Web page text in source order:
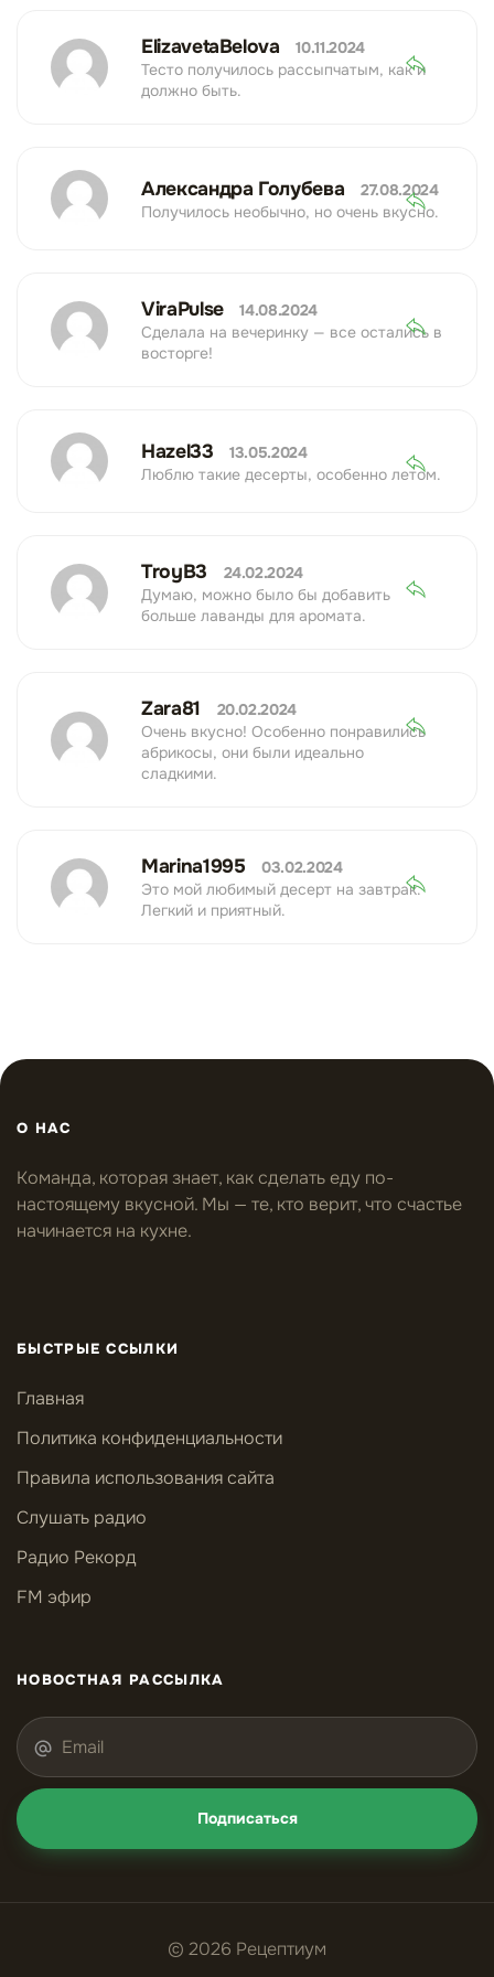
ElizavetaBelova
10.11.2024
Тесто получилось рассыпчатым, как и
должно быть.
Александра Голубева
27.08.2024
Получилось необычно, но очень вкусно.
ViraPulse
14.08.2024
Сделала на вечеринку — все остались в
восторге!
Hazel33
13.05.2024
Люблю такие десерты, особенно летом.
TroyB3
24.02.2024
Думаю, можно было бы добавить
больше лаванды для аромата.
Zara81
20.02.2024
Очень вкусно! Особенно понравились
абрикосы, они были идеально
сладкими.
Marina1995
03.02.2024
Это мой любимый десерт на завтрак.
Легкий и приятный.
О НАС
Команда, которая знает, как сделать еду по-
настоящему вкусной. Мы — те, кто верит, что счастье
начинается на кухне.
БЫСТРЫЕ ССЫЛКИ
Главная
Политика конфиденциальности
Правила использования сайта
Слушать радио
Радио Рекорд
FM эфир
НОВОСТНАЯ РАССЫЛКА
Подписаться
© 2026 Рецептиум